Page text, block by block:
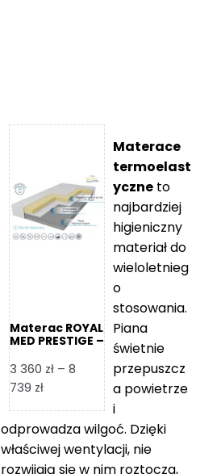
Materac ROYAL
MED PRESTIGE –
3 360 zł – 8
739 złZakres
od
3
360 zł
Materace
termoelast
yczne to
najbardziej
higieniczny
materiał do
wieloletnieg
o
stosowania.
Piana
świetnie
przepuszcz
a powietrze
i
odprowadza wilgoć. Dzięki
właściwej wentylacji, nie
rozwijają się w nim roztocza,